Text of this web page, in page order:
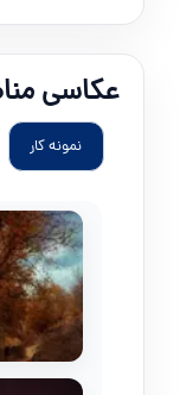
عکاسی
نمونه کار